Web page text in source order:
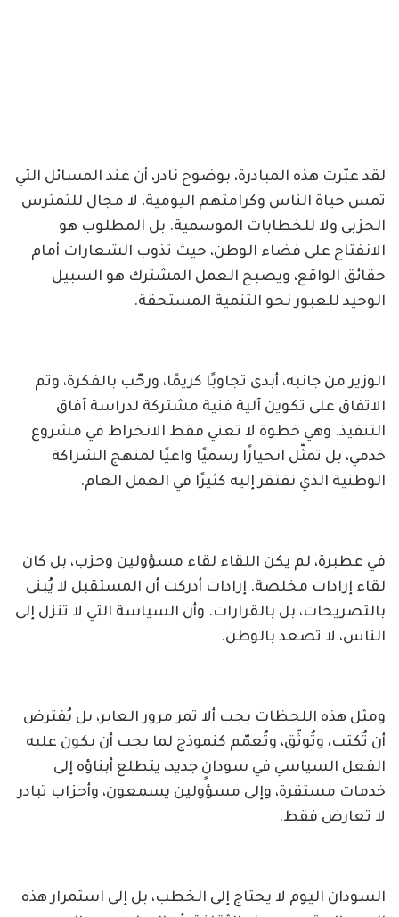
لقد عبّرت هذه المبادرة، بوضوح نادر، أن عند المسائل التي
تمس حياة الناس وكرامتهم اليومية، لا مجال للتمترس
الحزبي ولا للخطابات الموسمية. بل المطلوب هو
الانفتاح على فضاء الوطن، حيث تذوب الشعارات أمام
حقائق الواقع، ويصبح العمل المشترك هو السبيل
الوحيد للعبور نحو التنمية المستحقة.
الوزير من جانبه، أبدى تجاوبًا كريمًا، ورحّب بالفكرة، وتم
الاتفاق على تكوين آلية فنية مشتركة لدراسة آفاق
التنفيذ. وهي خطوة لا تعني فقط الانخراط في مشروع
خدمي، بل تمثّل انحيازًا رسميًا واعيًا لمنهج الشراكة
الوطنية الذي نفتقر إليه كثيرًا في العمل العام.
في عطبرة، لم يكن اللقاء لقاء مسؤولين وحزب، بل كان
لقاء إرادات مخلصة. إرادات أدركت أن المستقبل لا يُبنى
بالتصريحات، بل بالقرارات. وأن السياسة التي لا تنزل إلى
الناس، لا تصعد بالوطن.
ومثل هذه اللحظات يجب ألا تمر مرور العابر، بل يُفترض
أن تُكتب، وتُوثّق، وتُعمّم كنموذج لما يجب أن يكون عليه
الفعل السياسي في سودانٍ جديد، يتطلع أبناؤه إلى
خدمات مستقرة، وإلى مسؤولين يسمعون، وأحزاب تبادر
لا تعارض فقط.
السودان اليوم لا يحتاج إلى الخطب، بل إلى استمرار هذه